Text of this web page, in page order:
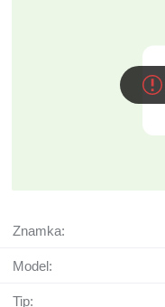
Znamka:
Model:
Tip: